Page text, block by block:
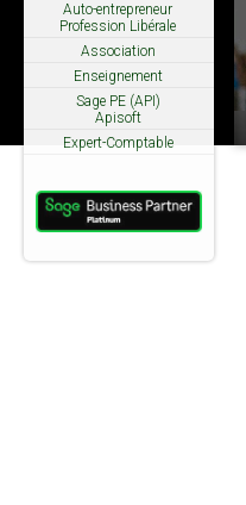
Auto-entrepreneur
Profession Libérale
Association
Enseignement
Sage PE (API)
Apisoft
Expert-Comptable